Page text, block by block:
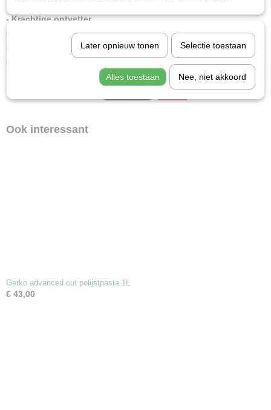
- Krachtige ontvetter
- Niet agressief voor gevoelige lakoppervlakken
- Reinigt het oppervlak en verwijdert alle siliconen
- Verkrijgbaar in 5 en 25 liter
Ook interessant
Gerko advanced cut polijstpasta 1L
€ 43,00
Later opnieuw tonen Selectie toestaan
Alles toestaan Nee, niet akkoord